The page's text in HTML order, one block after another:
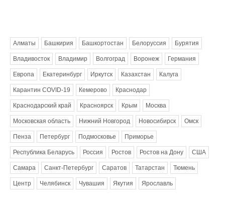
Алматы Башкирия Башкортостан Белоруссия Бурятия
Владивосток Владимир Волгоград Воронеж Германия
Европа Екатеринбург Иркутск Казахстан Калуга
Карантин COVID-19 Кемерово Краснодар
Краснодарский край Красноярск Крым Москва
Московская область Нижний Новгород Новосибирск Омск
Пенза Петербург Подмосковье Приморье
Республика Беларусь Россия Ростов Ростов на Дону США
Самара Санкт-Петербург Саратов Татарстан Тюмень
Центр Челябинск Чувашия Якутия Ярославль